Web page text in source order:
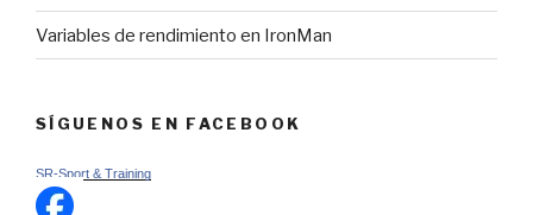
Variables de rendimiento en IronMan
SÍGUENOS EN FACEBOOK
SR-Sport & Training